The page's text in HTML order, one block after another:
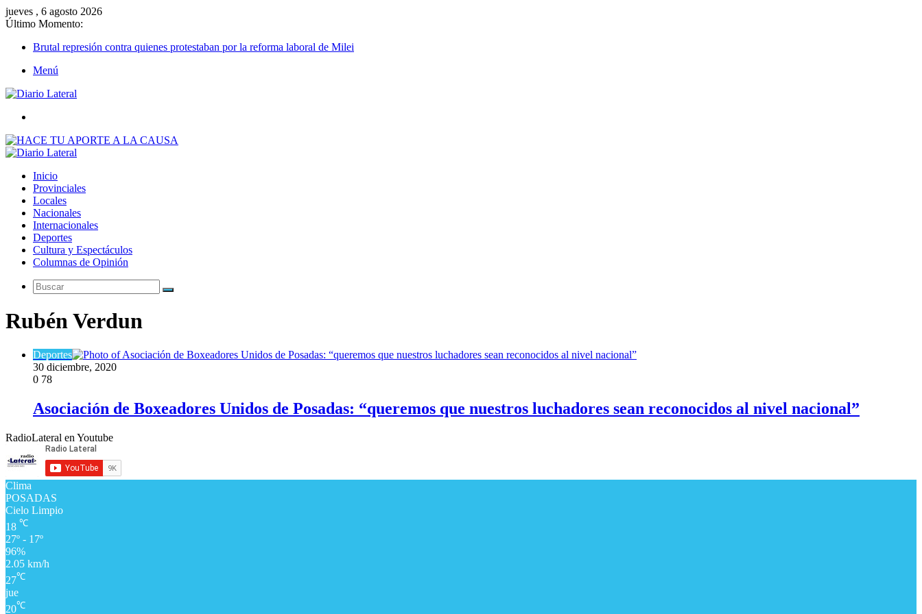
jueves , 6 agosto 2026
Último Momento:
Brutal represión contra quienes protestaban por la reforma laboral de Milei
Menú
Inicio
Provinciales
Locales
Nacionales
Internacionales
Deportes
Cultura y Espectáculos
Columnas de Opinión
Buscar
Rubén Verdun
Deportes
30 diciembre, 2020
0 78
Asociación de Boxeadores Unidos de Posadas: “queremos que nuestros luchadores sean reconocidos al nivel nacional”
RadioLateral en Youtube
Clima
POSADAS
Cielo Limpio
18 ℃
27º - 17º
96%
2.05 km/h
27℃
jue
20℃